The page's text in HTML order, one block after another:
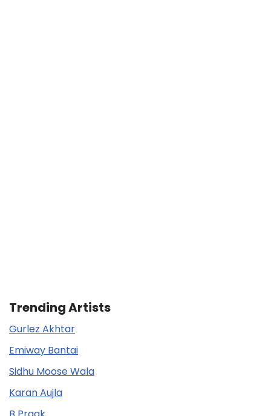
Trending Artists
Gurlez Akhtar
Emiway Bantai
Sidhu Moose Wala
Karan Aujla